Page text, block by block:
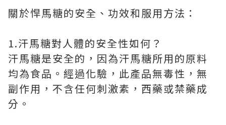
關於悍馬糖的安全、功效和服用方法：
1.汗馬糖對人體的安全性如何？
汗馬糖是安全的，因為汗馬糖所用的原料
均為食品。經過化驗，此產品無毒性，無
副作用，不含任何刺激素，西藥或禁藥成
分。